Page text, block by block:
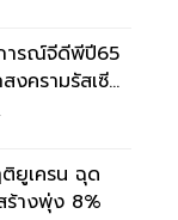
ารณ์จีดีพีปี65
งครามรัสเซีย-
ยูเครน ฉุด
างพุ่ง 8%